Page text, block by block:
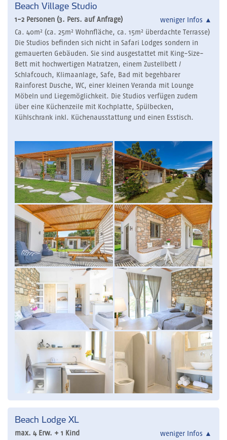
Beach Village Studio
1-2 Personen (3. Pers. auf Anfrage) weniger Infos ▲
Ca. 40m² (ca. 25m² Wohnfläche, ca. 15m² überdachte Terrasse)
Die Studios befinden sich nicht in Safari Lodges sondern in
gemauerten Gebäuden. Sie sind ausgestattet mit King-Size-
Bett mit hochwertigen Matratzen, einem Zustellbett /
Schlafcouch, Klimaanlage, Safe, Bad mit begehbarer
Rainforest Dusche, WC, einer kleinen Veranda mit Lounge
Möbeln und Liegemöglichkeit. Die Studios verfügen zudem
über eine Küchenzeile mit Kochplatte, Spülbecken,
Kühlschrank inkl. Küchenausstattung und einen Esstisch.
Beach Lodge XL
max. 4 Erw. + 1 Kind weniger Infos ▲